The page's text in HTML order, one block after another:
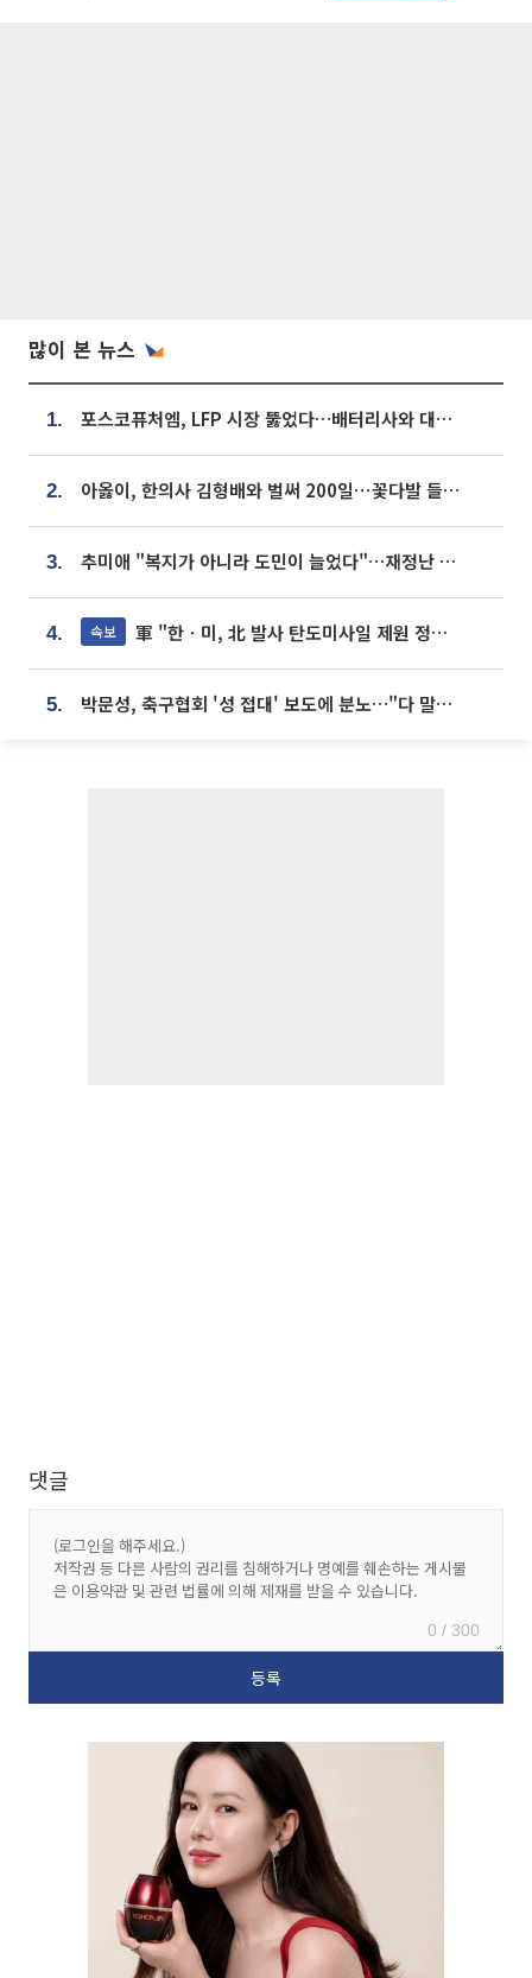
많이 본 뉴스
1. 포스코퓨처엠, LFP 시장 뚫었다…배터리사와 대규모 장기 공급 합의
2. 아옳이, 한의사 김형배와 벌써 200일⋯꽃다발 들고 "프러포즈 아냐"
3. 추미애 "복지가 아니라 도민이 늘었다"…재정난 책임론 정면돌파
4. 속보 軍 "한ㆍ미, 北 발사 탄도미사일 제원 정밀분석 중"
5. 박문성, 축구협회 '성 접대' 보도에 분노…"다 말아먹으려고 작정했나"
댓글
0 / 300